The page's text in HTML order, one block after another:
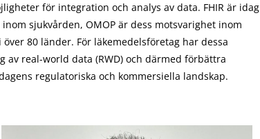
för integration och analys av data. FHIR är idag
sjukvården, OMOP är dess motsvarighet inom
80 länder. För läkemedelsföretag har dessa
real-world data (RWD) och därmed förbättra
regulatoriska och kommersiella landskap.